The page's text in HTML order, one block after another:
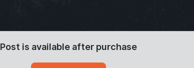
Post is available after purchase